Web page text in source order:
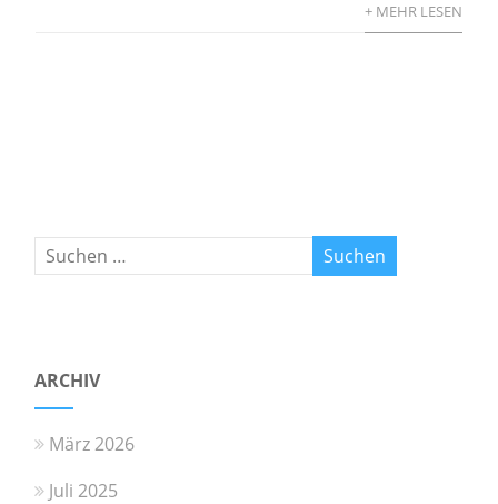
+ MEHR LESEN
ARCHIV
März 2026
Juli 2025